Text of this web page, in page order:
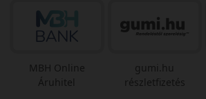
MBH Online
Áruhitel
gumi.hu
részletfizetés